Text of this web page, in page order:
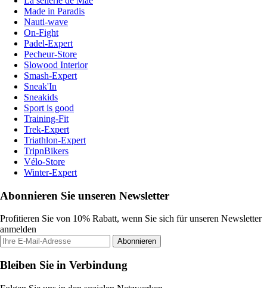
Made in Paradis
Nauti-wave
On-Fight
Padel-Expert
Pecheur-Store
Slowood Interior
Smash-Expert
Sneak'In
Sneakids
Sport is good
Training-Fit
Trek-Expert
Triathlon-Expert
TripnBikers
Vélo-Store
Winter-Expert
Abonnieren Sie unseren Newsletter
Profitieren Sie von 10% Rabatt, wenn Sie sich für unseren Newsletter
anmelden
Abonnieren
Bleiben Sie in Verbindung